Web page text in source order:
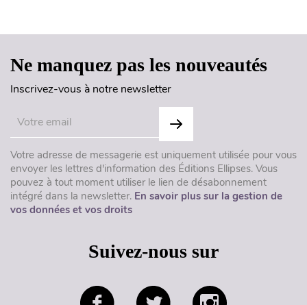
Ne manquez pas les nouveautés
Inscrivez-vous à notre newsletter
Votre adresse de messagerie est uniquement utilisée pour vous
envoyer les lettres d'information des Éditions Ellipses. Vous
pouvez à tout moment utiliser le lien de désabonnement
intégré dans la newsletter. En savoir plus sur la gestion de
vos données et vos droits
Suivez-nous sur